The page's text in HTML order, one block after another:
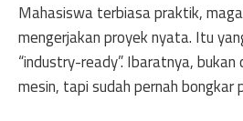
Mahasiswa terbiasa praktik,
mengerjakan proyek nyata. Itu
“industry-ready”. Ibaratnya,
mesin, tapi sudah pernah bongkar